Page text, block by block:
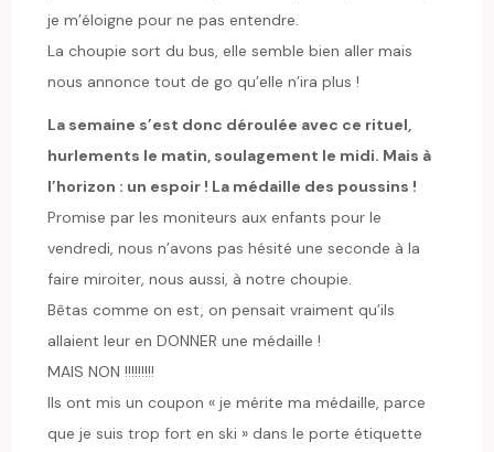
je m’éloigne pour ne pas entendre.
La choupie sort du bus, elle semble bien aller mais
nous annonce tout de go qu’elle n’ira plus !
La semaine s’est donc déroulée avec ce rituel,
hurlements le matin, soulagement le midi. Mais à
l’horizon : un espoir ! La médaille des poussins !
Promise par les moniteurs aux enfants pour le
vendredi, nous n’avons pas hésité une seconde à la
faire miroiter, nous aussi, à notre choupie.
Bêtas comme on est, on pensait vraiment qu’ils
allaient leur en DONNER une médaille !
MAIS NON !!!!!!!!!
Ils ont mis un coupon « je mérite ma médaille, parce
que je suis trop fort en ski » dans le porte étiquette